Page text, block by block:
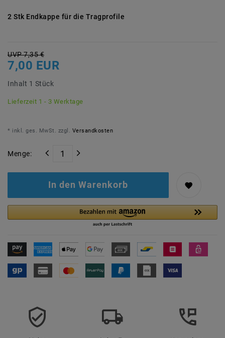
2 Stk Endkappe für die Tragprofile
UVP 7,35 €
7,00 EUR
Inhalt 1 Stück
Lieferzeit 1 - 3 Werktage
* inkl. ges. MwSt. zzgl. Versandkosten
Menge:
In den Warenkorb